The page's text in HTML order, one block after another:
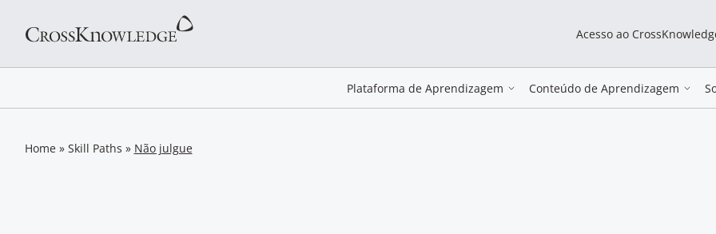
Acesso ao
Plataforma de Aprendizagem Conteúdo de Aprendizagem
Home» Skill Paths » Não julgue